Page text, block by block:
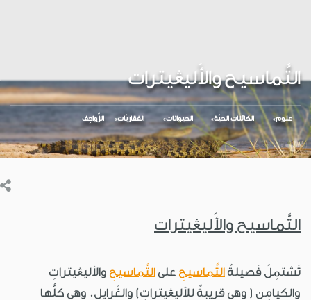
التَّماسيح والأَليڠيترات
علوم الكائنات الحيّة الحيوانات الفقاريّات الزَّواحِف
التَّماسيح والأَليڠيترات
تَشتمِلُ فَصيلةُ التَّماسيحِ على التَّماسيحِ والأليڠيتراتِ
والكيامِنِ ( وهي قريبةٌ للأليڠيتراتِ) والغَرايلِ. وهي كلُّها